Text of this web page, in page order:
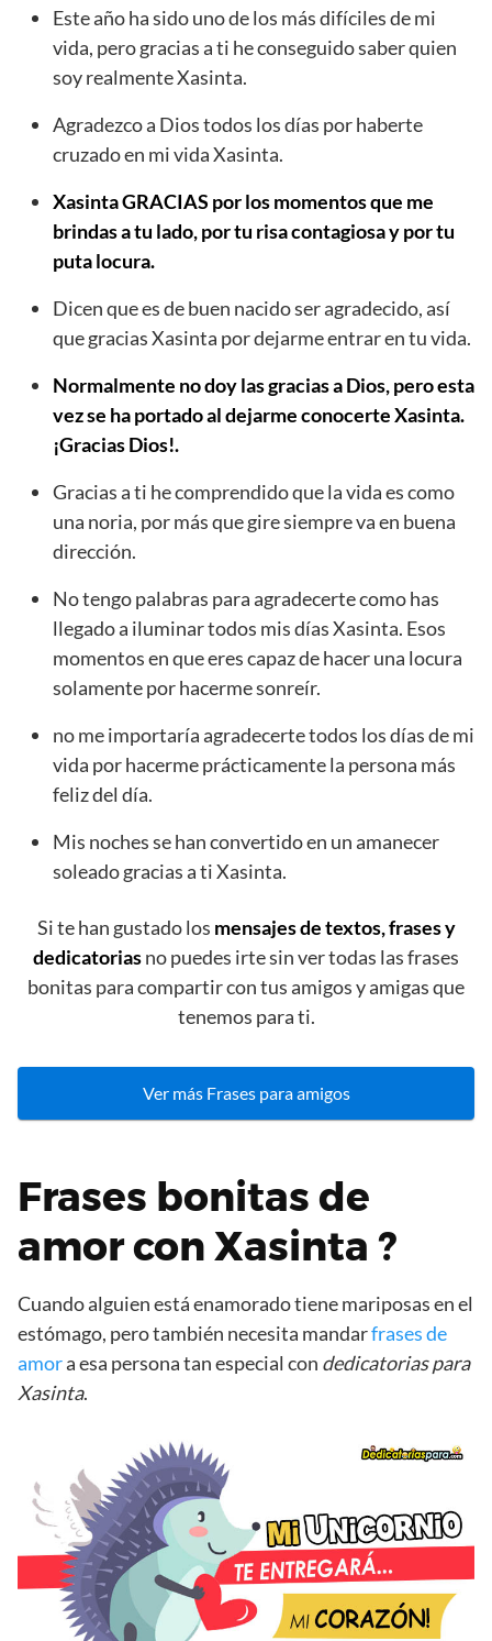
Este año ha sido uno de los más difíciles de mi
vida, pero gracias a ti he conseguido saber quien
soy realmente Xasinta.
Agradezco a Dios todos los días por haberte
cruzado en mi vida Xasinta.
Xasinta GRACIAS por los momentos que me
brindas a tu lado, por tu risa contagiosa y por tu
puta locura.
Dicen que es de buen nacido ser agradecido, así
que gracias Xasinta por dejarme entrar en tu vida.
Normalmente no doy las gracias a Dios, pero esta
vez se ha portado al dejarme conocerte Xasinta.
¡Gracias Dios!.
Gracias a ti he comprendido que la vida es como
una noria, por más que gire siempre va en buena
dirección.
No tengo palabras para agradecerte como has
llegado a iluminar todos mis días Xasinta. Esos
momentos en que eres capaz de hacer una locura
solamente por hacerme sonreír.
no me importaría agradecerte todos los días de mi
vida por hacerme prácticamente la persona más
feliz del día.
Mis noches se han convertido en un amanecer
soleado gracias a ti Xasinta.
Si te han gustado los mensajes de textos, frases y
dedicatoriasno puedes irte sin ver todas las frases
bonitas para compartir con tus amigos y amigas que
tenemos para ti.
Ver más Frases para amigos
Frases bonitas de
amor con Xasinta ?
Cuando alguien está enamorado tiene mariposas en el
estómago, pero también necesita mandarfrases de
amora esa persona tan especial con dedicatorias para
Xasinta.